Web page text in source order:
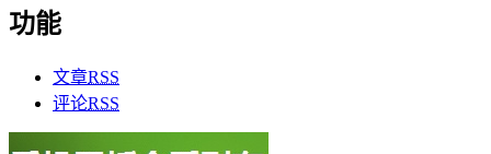
功能
文章RSS
评论RSS